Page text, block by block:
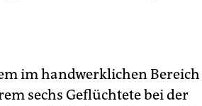
im handwerklichen Bereich
sechs Geflüchtete bei der